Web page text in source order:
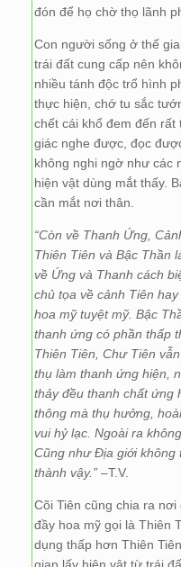
đón để họ chờ thọ lãnh
Con người sống ở thế
trái đất cung cấp nên
nhiều tánh độc trổ hình
thực hiện, chớ tu sắc
chết cái khổ đem đến rất
giác nghe được, đọc
không nghi ngờ như các
hiện vật dùng mắt thấy.
cần mắt nơi thân.
“Còn về Thanh Ứng,
Thiên Tiên và Bậc Thần
về Ứng và Thanh cách
chủ tọa về cảnh Tiên
hoa mỹ tuyệt mỹ. Bậc
thanh ứng có phần thấp
Thiên Tiên, Chư Tiên
thụ làm thanh ứng hiện,
thảy đều thanh chất ứng
thông mà thụ hưởng,
vui hỷ lạc. Ngoài ra
Cũng như Địa giới không
thành vậy.” –T.V.
Cõi Tiên cũng chia ra
đầy hoa mỹ gọi là Thiên
dụng thấp hơn Thiên